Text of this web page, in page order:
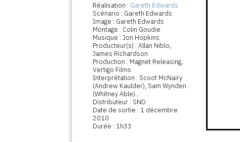
Réalisation : Gareth Edwards
Scénario : Gareth Edwards
Image : Gareth Edwards
Montage : Colin Goudie
Musique : Jon Hopkins
Producteur(s) : Allan Niblo,
James Richardson
Production : Magnet Releasing,
Vertigo Films
Interprétation : Scoot McNairy
(Andrew Kaulder), Sam Wynden
(Whitney Able)...
Distributeur : SND
Date de sortie : 1 décembre
2010
Durée : 1h33